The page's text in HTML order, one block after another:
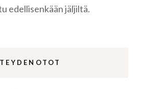
edellisenkään jäljiltä.